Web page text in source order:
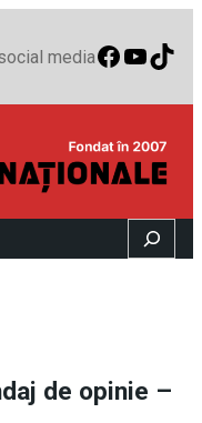
media
Search
de opinie –